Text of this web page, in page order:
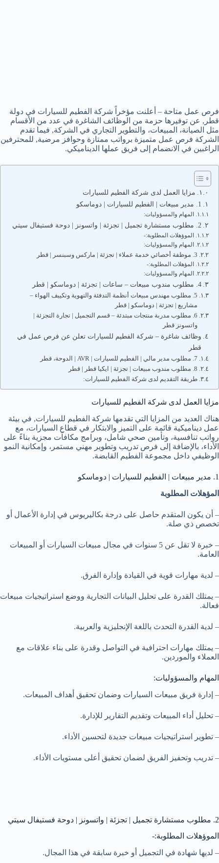
فرص عمل متاحة – أعلنت مؤخراً شركة الفطيم للسيارات في دولة
قطر, عن توفيرها حزمة من الوظائف الشاغرة في عدد من الأقسام
مثل الصيانة، المبيعات، والتطوير التجاري في الشركة, فيما تقدم
الشركة فرص عمل متميزة برواتب ممتازة وحوافز مرضية, للمحترفين
الراغبين في الانضمام إلى فريق عملها الديناميكي.
مزايا العمل لدى شركة الفطيم للسيارات
1. مدير مبيعات | الفطيم للسيارات | دوماسكو
المهام والمسؤوليات:
2. مطلوب مستشارة تجميل | تجزئة | واتسونز | دوحة فستيفال سيتي
الموؤهلات المطلوبة:-
المهام والمسؤوليات:
3. موظفة أخصائي خدمة عملاء | تجزئة | ماركس وسبنسر | قطر
المؤهلات المطلوبة:-
المهام والمسؤوليات:
4. مطلوب مندوب مبيعات – ساعات | تجزئة | دوماسكو | قطر
5. مطلوب مهندس مبيعات أنظمة التدفئة والتهوية وتكييف الهواء –
مشاريع | تجزئة | دوماسكو | قطر
6. مطلوب مدربة منتجات مبتدئة – قسم التجميل | تجارة التجزئة |
واتسونز قطر
وظائف شاغرة – شركة الفطيم للسيارات تعلن عن فرص عمل في
قطر
7. مطلوب مدير مالي | الفطيم للسيارات | AVR | الدوحة، قطر
8. مطلوب مندوب مبيعات | تجزئة | ايكيا قطر | قطر
طريقة التقديم لدى شركة الفطيم للسيارات:
مزايا العمل لدى شركة الفطيم للسيارات
هناك العديد من المزايا التي تقدمها شركة الفطيم للسيارات, في بيئة
عمل ديناميكية قائمة على التميز والابتكار في قطاع السيارات، مع
رواتب تنافسية، وتأمين صحي شامل، وبرامج مكافآت مجزية بناءً على
الأداء، بالإضافة إلى فرص تدريب وتطوير مهني مستمر، وإمكانية النمو
الوظيفي داخل مجموعة الفطيم القابضة.
1. مدير مبيعات | الفطيم للسيارات | دوماسكو
المؤهلات المطلوبة
– أن يكون المتقدم حاصل على درجة بكاليريوس في إدارة الأعمال أو
تخصص ذي صلة.
– خبرة لا تقل عن 5 سنوات في مجال مبيعات السيارات أو المبيعات
العامة.
– لدية مهارات قوية في القيادة وإدارة الفرق.
– يمتلك القدرة على تحليل البيانات التجارية ووضع استراتيجيات مبيعات
فعالة.
– لدية القدرة التحدث باللغة الإنجليزية والعربية.
– يمتلك مهارات احترافية في التواصل وقدرة على بناء علاقات مع
العملاء والموردين.
المهام والمسؤوليات:
– إدارة فريق مبيعات السيارات وضمان تحقيق أهداف المبيعات.
– تحليل أداء المبيعات وتقديم التقارير للإدارة.
– تطوير استراتيجيات مبيعات جديدة لتحسين الأداء.
– تدريب وتحفيز الفريق لضمان تحقيق أعلى مستويات الأداء.
2. مطلوب مستشارة تجميل | تجزئة | واتسونز | دوحة فستيفال سيتي
الموؤهلات المطلوبة:-
– لديها شهادة في التجميل أو خبرة سابقة في هذا المجال.